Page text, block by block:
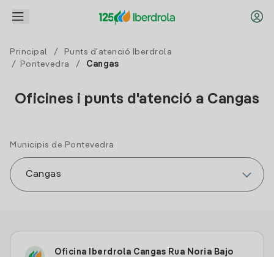
Principal /
Punts d'atenció Iberdrola
/
Pontevedra / Cangas
Oficines i punts d'atenció a Cangas
Municipis de Pontevedra
Oficina Iberdrola Cangas Rua Noria Bajo